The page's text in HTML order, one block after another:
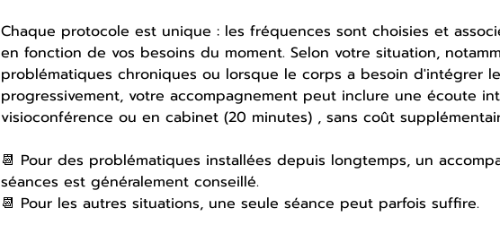
Chaque protocole est unique : les fréquences sont choisies et
en fonction de vos besoins du moment. Selon votre situation,
problématiques chroniques ou lorsque le corps a besoin d'intégrer
progressivement, votre accompagnement peut inclure une écoute
visioconférence ou en cabinet (20 minutes) , sans coût
📆 Pour des problématiques installées depuis longtemps, un
séances est généralement conseillé.
📆 Pour les autres situations, une seule séance peut parfois suffire.